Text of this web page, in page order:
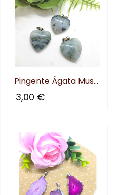
Pingente Ágata Musgo Coração
3,00 €